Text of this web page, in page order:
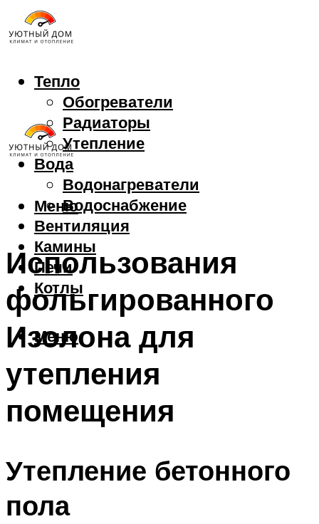
Тепло
Обогреватели
Радиаторы
Утепление
Вода
Водонагреватели
Водоснабжение
Вентиляция
Камины
Печи
Котлы
Меню
Меню
Использования
фольгированного
Изолона для
утепления
помещения
Утепление бетонного
пола